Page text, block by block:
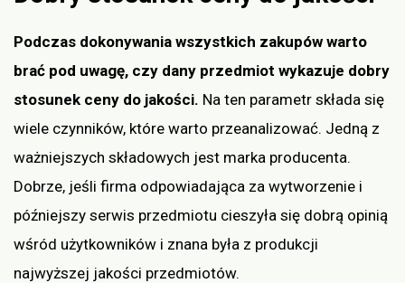
Podczas dokonywania wszystkich zakupów warto
brać pod uwagę, czy dany przedmiot wykazuje dobry
stosunek ceny do jakości. Na ten parametr składa się
wiele czynników, które warto przeanalizować. Jedną z
ważniejszych składowych jest marka producenta.
Dobrze, jeśli firma odpowiadająca za wytworzenie i
późniejszy serwis przedmiotu cieszyła się dobrą opinią
wśród użytkowników i znana była z produkcji
najwyższej jakości przedmiotów.